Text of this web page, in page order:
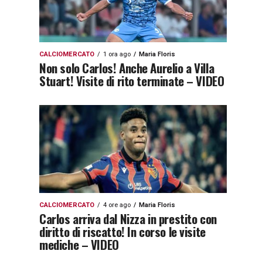
CALCIOMERCATO 1 ora ago Maria Floris
Non solo Carlos! Anche Aurelio a Villa
Stuart! Visite di rito terminate – VIDEO
CALCIOMERCATO 4 ore ago Maria Floris
Carlos arriva dal Nizza in prestito con
diritto di riscatto! In corso le visite
mediche – VIDEO